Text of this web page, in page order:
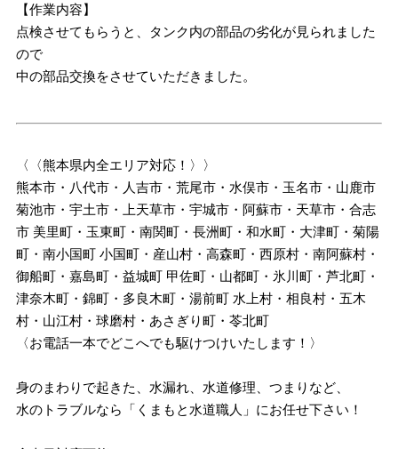
【作業内容】
点検させてもらうと、タンク内の部品の劣化が見られました
ので
中の部品交換をさせていただきました。
〈〈熊本県内全エリア対応！〉〉
熊本市・八代市・人吉市・荒尾市・水俣市・玉名市・山鹿市
菊池市・宇土市・上天草市・宇城市・阿蘇市・天草市・合志
市 美里町・玉東町・南関町・長洲町・和水町・大津町・菊陽
町・南小国町 小国町・産山村・高森町・西原村・南阿蘇村・
御船町・嘉島町・益城町 甲佐町・山都町・氷川町・芦北町・
津奈木町・錦町・多良木町・湯前町 水上村・相良村・五木
村・山江村・球磨村・あさぎり町・苓北町
〈お電話一本でどこへでも駆けつけいたします！〉
身のまわりで起きた、水漏れ、水道修理、つまりなど、
水のトラブルなら「くまもと水道職人」にお任せ下さい！